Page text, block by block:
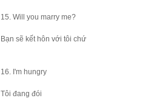
15. Will you marry me?
Bạn sẽ kết hôn với tôi chứ
16. I'm hungry
Tôi đang đói